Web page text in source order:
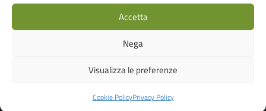
Accetta
Nega
Visualizza le preferenze
Cookie PolicyPrivacy Policy
IBAN: IT19M0306945710100000046035 | Codice Univoco Ufficio per
Realizzato byWEB'S RIVER
Concept & Design by Designers Italia